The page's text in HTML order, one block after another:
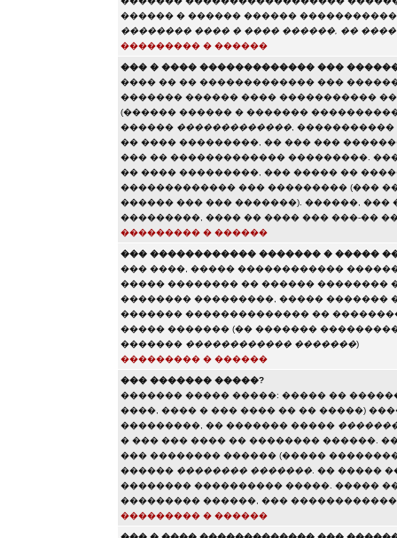
������ � ������ ������
�������� ���� � ���� ������, ��
��������� � ������
��� � ���� ������������� ���
���� �� �� ������������� ���
������� ������ ���� �����������
(������ ������ � �������
������ �������������, �����������
�� ���� ���������, �� ��� ���
��� �� ������������� ���������.
�� ���� ���������, ��� ����� ��
������������� ��� ��������� (���
������ ��� ��� �������). ������,
���������, ���� �� ���� ��� ���-��
��������� � ������
��� ������������ ������� � �����
��� ����, ����� ������������
����� �������� �� ������ ��������
�������� ���������, ����� �������
������� �������������� ��
����� ������� (�� �������
������� ������������ �������)
��������� � ������
��� ������� �����?
������� ����� �����: ����� ��
����, ���� � ��� ���� �� �� �����)
���������, �� ������� �����
� ��� ��� ���� �� �������� ������.
��� �������� ������ (�����
������ �������� �������. �� �����
�������� ���������� �����. �����
��������� ������, ���
��������� � ������